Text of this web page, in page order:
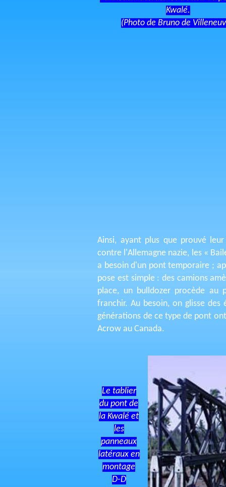
Kwalé.
(Photo de Bruno de
Ainsi, ayant plus que prouvé
contre l'Allemagne nazie, les «
a besoin d'un pont temporaire ;
pose est simple : des camions
place, un bulldozer procède
franchir. Au besoin, on glisse
générations de ce type de pont
Acrow au Canada.
Le tablier
du pont de
la Kwalé et
les
panneaux
latéraux en
montage
D-D